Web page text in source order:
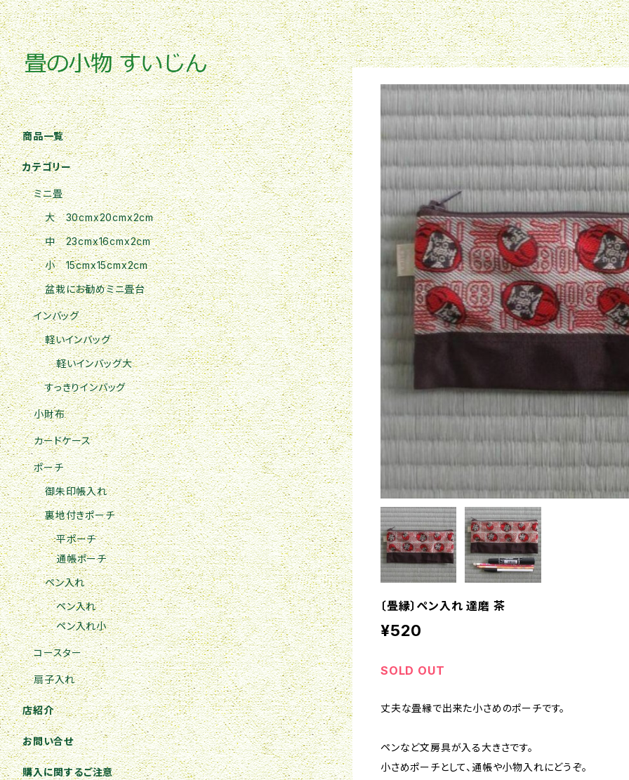
〔畳縁〕ペン入れ 達磨 茶
¥520
SOLD OUT
丈夫な畳縁で出来た小さめのポーチです。
ペンなど文房具が入る大きさです。
小さめポーチとして、通帳や小物入れにどうぞ。
商品一覧
カテゴリー
ミニ畳
大 30cmx20cmx2cm
中 23cmx16cmx2cm
小 15cmx15cmx2cm
盆栽にお勧めミニ畳台
インバッグ
軽いインバッグ
軽いインバッグ大
すっきりインバッグ
小財布
カードケース
ポーチ
御朱印帳入れ
裏地付きポーチ
平ポーチ
通帳ポーチ
ペン入れ
ペン入れ
ペン入れ小
コースター
扇子入れ
店紹介
お問い合せ
購入に関するご注意